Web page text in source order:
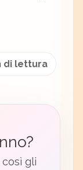
di lettura
gli